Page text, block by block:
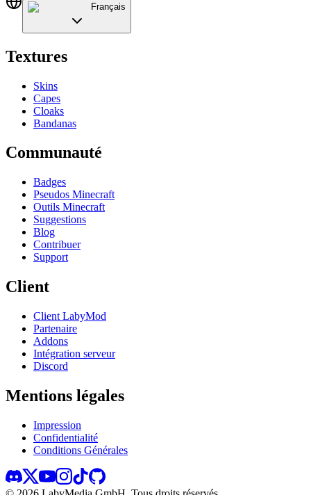
Français
Textures
Skins
Capes
Cloaks
Bandanas
Communauté
Badges
Pseudos Minecraft
Outils Minecraft
Suggestions
Blog
Contribuer
Support
Client
Client LabyMod
Partenaire
Addons
Intégration serveur
Discord
Mentions légales
Impression
Confidentialité
Conditions Générales